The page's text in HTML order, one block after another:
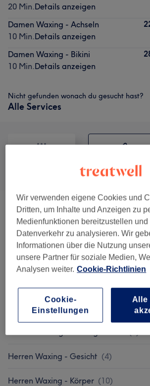
20 Min.Details anzeigen
Damen Waxing - Achseln
10 Min.Details anzeigen
Damen Waxing - Bikini
10 Min.Details anzeigen
Nicht gefunden wonach du gesucht hast?
Alle Services
Haarentfernung
Damen Waxing - Gesicht (12)
Damen Waxing - Körper (8)
Damen Waxing - Intim (9)
Damen Waxing - Beine, Füße & Zehen
Herren Waxing - Gesicht (4)
Herren Waxing - Körper (10)
Wir verwenden eigene Cookies und
Dritten, um Inhalte und Anzeigen zu
Medienfunktionen bereitzustellen und
Datenverkehr zu analysieren. Wir
Informationen über die Nutzung
unsere Partner für soziale Medien,
Analysen weiter. Cookie-Richtlinien
Cookie-
Einstellungen
Alle